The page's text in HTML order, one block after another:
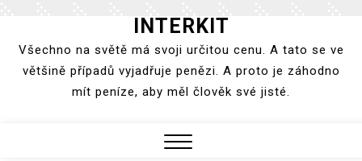
content
INTERKIT
Všechno na světě má svoji určitou cenu. A tato se ve
většině případů vyjadřuje penězi. A proto je záhodno
mít peníze, aby měl člověk své jisté.